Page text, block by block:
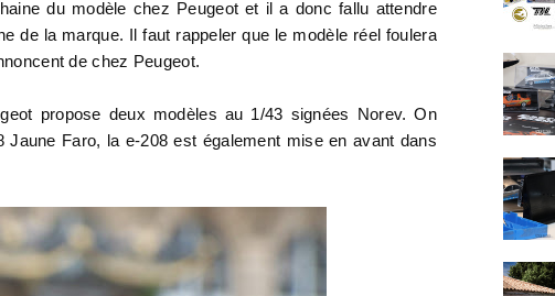
du modèle chez Peugeot et il a donc fallu attendre
de la marque. Il faut rappeler que le modèle réel foulera
de chez Peugeot.
propose deux modèles au 1/43 signées Norev. On
Faro, la e-208 est également mise en avant dans